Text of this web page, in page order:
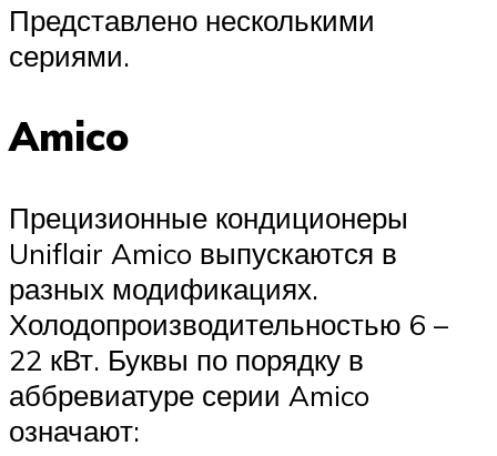
Представлено несколькими
сериями.
Amico
Прецизионные кондиционеры
Uniflair Amico выпускаются в
разных модификациях.
Холодопроизводительностью 6 –
22 кВт. Буквы по порядку в
аббревиатуре серии Amico
означают: